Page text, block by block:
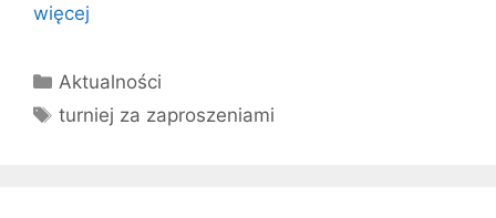
więcej
Kategorie
Aktualności
Tagi
turniej za zaproszeniami